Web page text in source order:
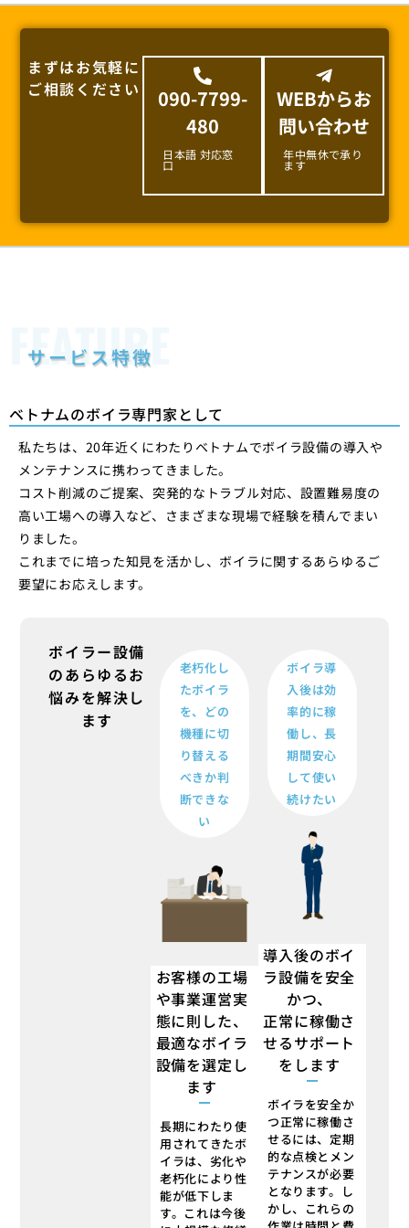
まずはお気軽に
ご相談ください
090-7799-
480
日本語 対応窓
口
WEBからお
問い合わせ
年中無休で承り
ます
FEATURE
サービス特徴
ベトナムのボイラ専門家として
私たちは、20年近くにわたりベトナムでボイラ設備の導入や
メンテナンスに携わってきました。
コスト削減のご提案、突発的なトラブル対応、設置難易度の
高い工場への導入など、さまざまな現場で経験を積んでまい
りました。
これまでに培った知見を活かし、ボイラに関するあらゆるご
要望にお応えします。
ボイラー設備
のあらゆるお
悩みを解決し
ます
老朽化し
たボイラ
を、どの
機種に切
り替える
べきか判
断できな
い
お客様の工場
や事業運営実
態に則した、
最適なボイラ
設備を選定し
ます
長期にわたり使
用されてきたボ
イラは、劣化や
老朽化により性
能が低下しま
す。これは今後
ボイラ導
入後は効
率的に稼
働し、長
期間安心
して使い
続けたい
導入後のボイ
ラ設備を安全
かつ、
正常に稼働さ
せるサポート
をします
ボイラを安全か
つ正常に稼働さ
せるには、定期
的な点検とメン
テナンスが必要
となります。し
かし、これらの